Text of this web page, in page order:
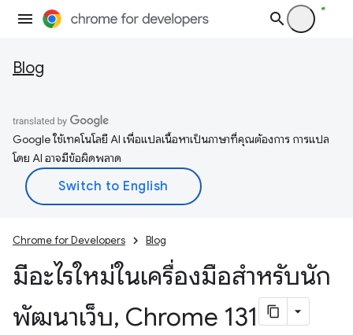
Blog
Google ใช้เทคโนโลยี AI เพื่อแปลเนื้อหาเป็นภาษาที่คุณต้องการ การแปล
โดย AI อาจมีข้อผิดพลาด
Chrome for Developers Blog
มีอะไรใหม่ในเครื่องมือสำหรับนัก
พัฒนาเว็บ, Chrome 131